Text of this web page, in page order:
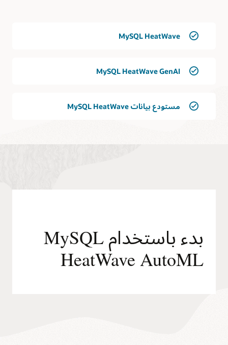
MySQL HeatWave
MySQL HeatWave GenAI
مستودع بيانات MySQL HeatWave
بدء باستخدام MySQL
HeatWave AutoML